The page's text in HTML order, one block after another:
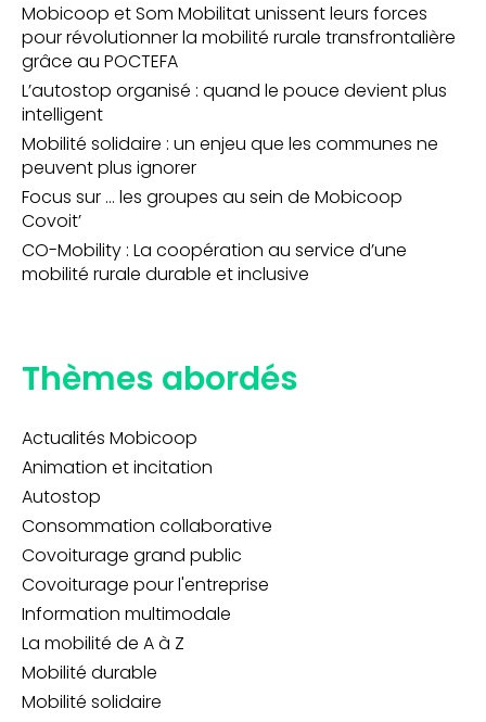
Mobicoop et Som Mobilitat unissent leurs forces
pour révolutionner la mobilité rurale transfrontalière
grâce au POCTEFA
L’autostop organisé : quand le pouce devient plus
intelligent
Mobilité solidaire : un enjeu que les communes ne
peuvent plus ignorer
Focus sur … les groupes au sein de Mobicoop
Covoit’
CO-Mobility : La coopération au service d’une
mobilité rurale durable et inclusive
Thèmes abordés
Actualités Mobicoop
Animation et incitation
Autostop
Consommation collaborative
Covoiturage grand public
Covoiturage pour l'entreprise
Information multimodale
La mobilité de A à Z
Mobilité durable
Mobilité solidaire